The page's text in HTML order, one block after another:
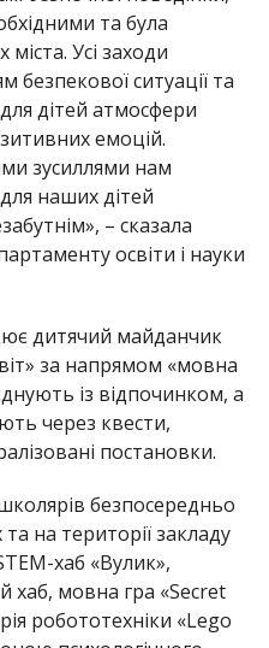
та була
міста. Усі заходи
безпекової ситуації та
дітей атмосфери
емоцій.
зусиллями нам
наших дітей
– сказала
освіти і науки
дитячий майданчик
за напрямом «мовна
із відпочинком, а
через квести,
постановки.
безпосередньо
на території закладу
хаб «Вулик»,
хаб, мовна гра «Secret
робототехніки «Lego